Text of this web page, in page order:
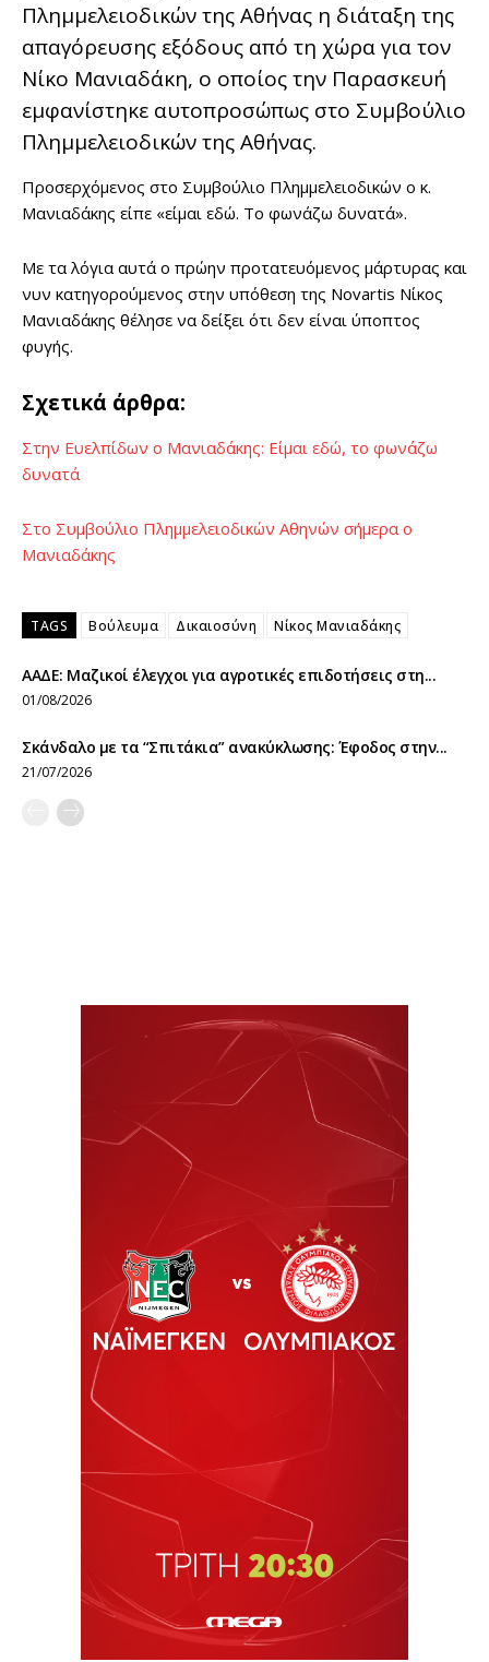
Πλημμελειοδικών της Αθήνας η διάταξη της
απαγόρευσης εξόδους από τη χώρα για τον
Νίκο Μανιαδάκη, ο οποίος την Παρασκευή
εμφανίστηκε αυτοπροσώπως στο Συμβούλιο
Πλημμελειοδικών της Αθήνας.
Προσερχόμενος στο Συμβούλιο Πλημμελειοδικών ο κ.
Μανιαδάκης είπε «είμαι εδώ. Το φωνάζω δυνατά».
Με τα λόγια αυτά ο πρώην προτατευόμενος μάρτυρας και
νυν κατηγορούμενος στην υπόθεση της Novartis Νίκος
Μανιαδάκης θέλησε να δείξει ότι δεν είναι ύποπτος
φυγής.
Σχετικά άρθρα:
Στην Ευελπίδων ο Μανιαδάκης: Είμαι εδώ, το φωνάζω
δυνατά
Στο Συμβούλιο Πλημμελειοδικών Αθηνών σήμερα ο
Μανιαδάκης
TAGS Βούλευμα Δικαιοσύνη Νίκος Μανιαδάκης
ΑΑΔΕ: Μαζικοί έλεγχοι για αγροτικές επιδοτήσεις στη...
01/08/2026
Σκάνδαλο με τα “Σπιτάκια” ανακύκλωσης: Έφοδος στην...
21/07/2026